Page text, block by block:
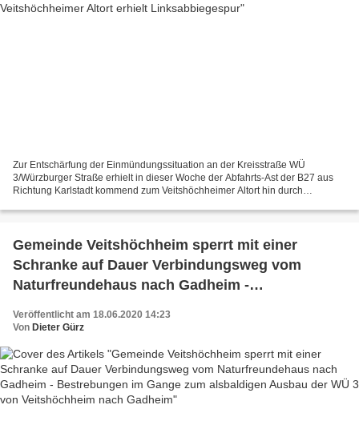
Zur Entschärfung der Einmündungssituation an der Kreisstraße WÜ
3/Würzburger Straße erhielt in dieser Woche der Abfahrts-Ast der B27 aus
Richtung Karlstadt kommend zum Veitshöchheimer Altort hin durch
Gemeinde Veitshöchheim sperrt mit einer
Schranke auf Dauer Verbindungsweg vom
Naturfreundehaus nach Gadheim -
Ausbau der WÜ 3 von Veitshöchheim nach
Veröffentlicht am 18.06.2020 14:23
Von Dieter Gürz